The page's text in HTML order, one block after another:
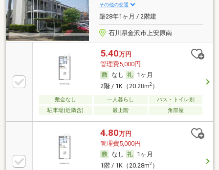
その他の交通
築28年1ヶ月 / 2階建
石川県金沢市上安原南
5.40万円
管理費5,000円
なし
1ヶ月
2階 / 1K（20.28m2）
敷金なし 一人暮らし
バス・トイレ別
駐車場(近隣含)
最上階 角部屋
4.80万円
管理費5,000円
なし
1ヶ月
1階 / 1K（20.28m2）